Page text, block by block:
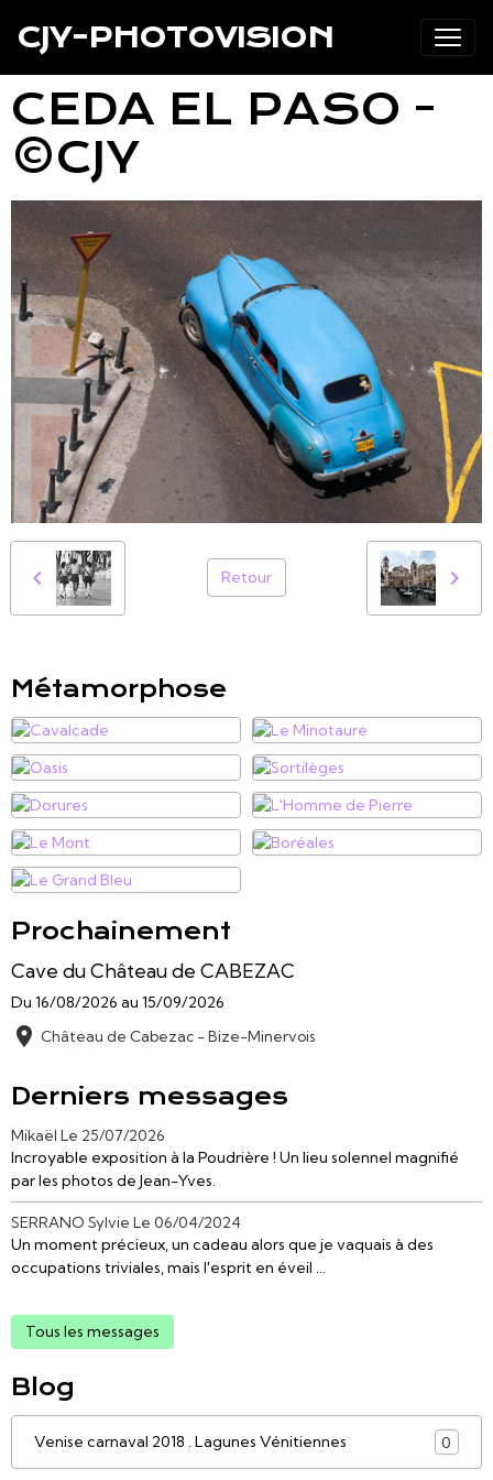
CJY-PHOTOVISION
CEDA EL PASO -
©CJY
Retour
Métamorphose
Prochainement
Cave du Château de CABEZAC
Du 16/08/2026 au 15/09/2026
Château de Cabezac - Bize-Minervois
Derniers messages
Mikaël Le 25/07/2026
Incroyable exposition à la Poudrière ! Un lieu solennel magnifié
par les photos de Jean-Yves.
SERRANO Sylvie Le 06/04/2024
Un moment précieux, un cadeau alors que je vaquais à des
occupations triviales, mais l'esprit en éveil ...
Tous les messages
Blog
Venise carnaval 2018 . Lagunes Vénitiennes 0